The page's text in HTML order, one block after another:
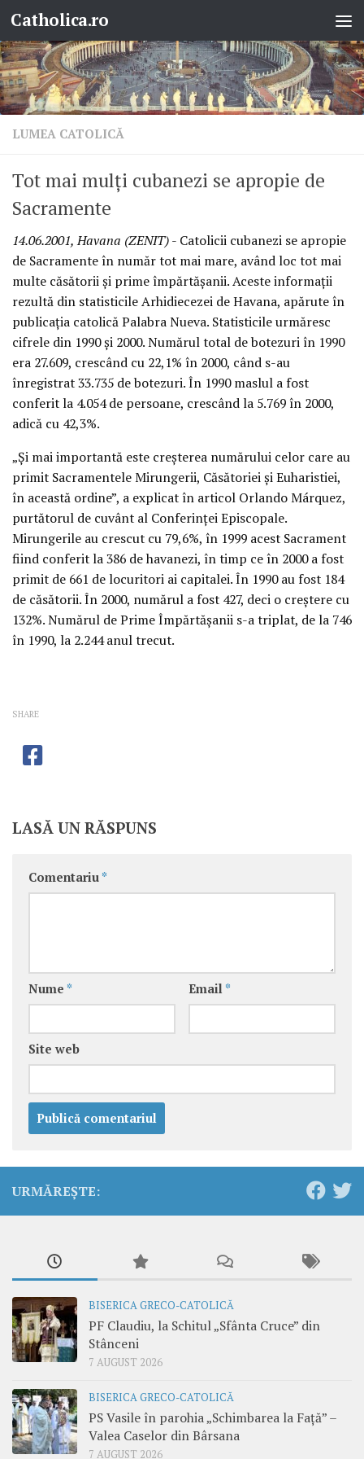
Skip to content
Catholica.ro
LUMEA CATOLICĂ
Tot mai mulţi cubanezi se apropie de
Sacramente
14.06.2001, Havana (ZENIT)- Catolicii cubanezi se apropie
de Sacramente în număr tot mai mare, având loc tot mai
multe căsătorii şi prime împărtăşanii. Aceste informaţii
rezultă din statisticile Arhidiecezei de Havana, apărute în
publicaţia catolică Palabra Nueva. Statisticile urmăresc
cifrele din 1990 şi 2000. Numărul total de botezuri în 1990
era 27.609, crescând cu 22,1% în 2000, când s-au
înregistrat 33.735 de botezuri. În 1990 maslul a fost
conferit la 4.054 de persoane, crescând la 5.769 în 2000,
adică cu 42,3%.
„Şi mai importantă este creşterea numărului celor care au
primit Sacramentele Mirungerii, Căsătoriei şi Euharistiei,
în această ordine”, a explicat în articol Orlando Márquez,
purtătorul de cuvânt al Conferinţei Episcopale.
Mirungerile au crescut cu 79,6%, în 1999 acest Sacrament
fiind conferit la 386 de havanezi, în timp ce în 2000 a fost
primit de 661 de locuritori ai capitalei. În 1990 au fost 184
de căsătorii. În 2000, numărul a fost 427, deci o creştere cu
132%. Numărul de Prime Împărtăşanii s-a triplat, de la 746
în 1990, la 2.244 anul trecut.
SHARE
LASĂ UN RĂSPUNS
Comentariu *
Nume * Email *
Site web
URMĂREȘTE:
BISERICA GRECO-CATOLICĂ
PF Claudiu, la Schitul „Sfânta Cruce” din
Stânceni
7 AUGUST 2026
BISERICA GRECO-CATOLICĂ
PS Vasile în parohia „Schimbarea la Față” –
Valea Caselor din Bârsana
7 AUGUST 2026